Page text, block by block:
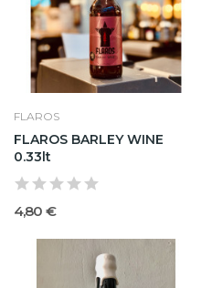
FLAROS
FLAROS BARLEY WINE
0.33lt
4,80 €